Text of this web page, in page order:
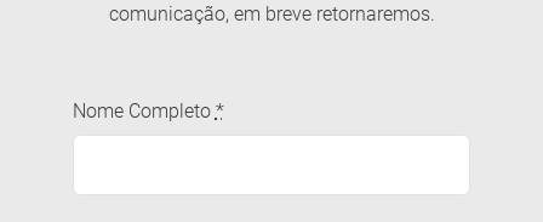
comunicação, em breve retornaremos.
Nome Completo *